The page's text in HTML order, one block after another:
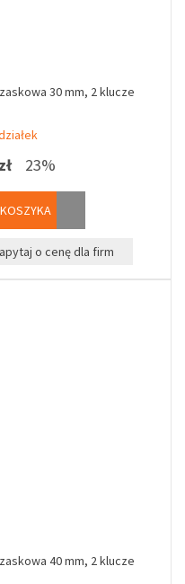
30 mm, 2 klucze
23%
o cenę dla firm
40 mm, 2 klucze